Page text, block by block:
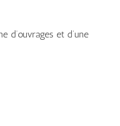
d’ouvrages et d’une